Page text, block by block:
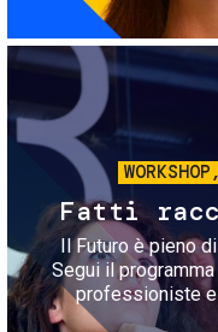
Fatti
Il Futuro è pieno
Segui il
professioniste